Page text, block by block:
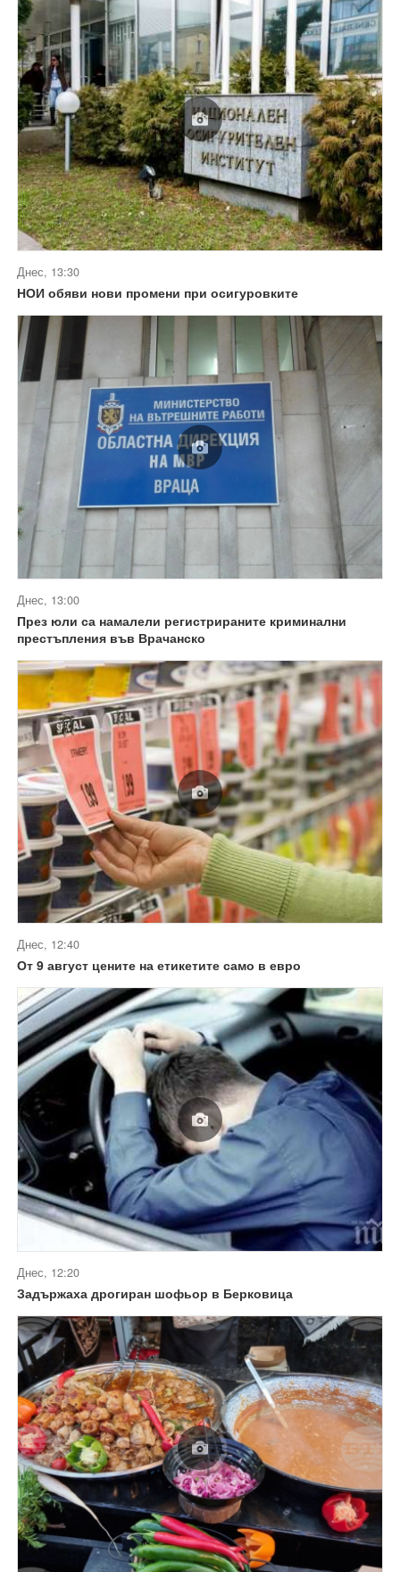
Днес, 13:30
НОИ обяви нови промени при осигуровките
Днес, 13:00
През юли са намалели регистрираните криминални
престъпления във Врачанско
Днес, 12:40
От 9 август цените на етикетите само в евро
Днес, 12:20
Задържаха дрогиран шофьор в Берковица